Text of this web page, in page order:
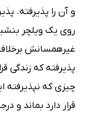
و آن را پذیرفته.
روی یک ویلچر
غیرهمسانش برخلاف
پذیرفته که زندگی
چیزی که
قرار دارد بماند و